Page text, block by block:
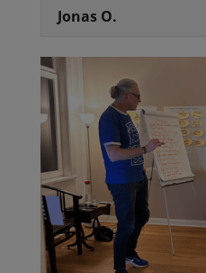
Jonas O.